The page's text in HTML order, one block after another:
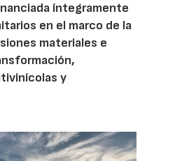
íntegramente
en el marco de la
materiales e
y